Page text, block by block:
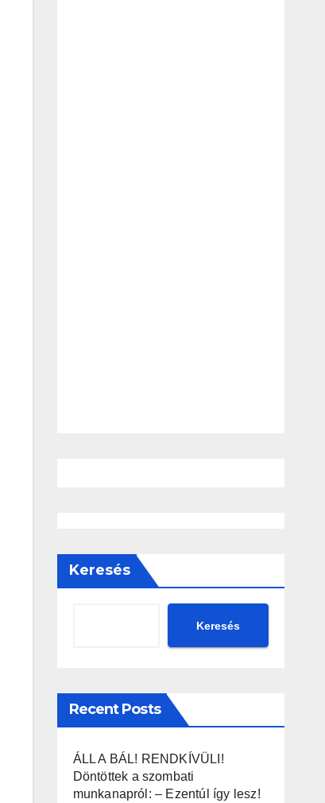
Keresés
Keresés
Recent Posts
ÁLL A BÁL! RENDKÍVÜLI!
Döntöttek a szombati
munkanapról: – Ezentúl így lesz!